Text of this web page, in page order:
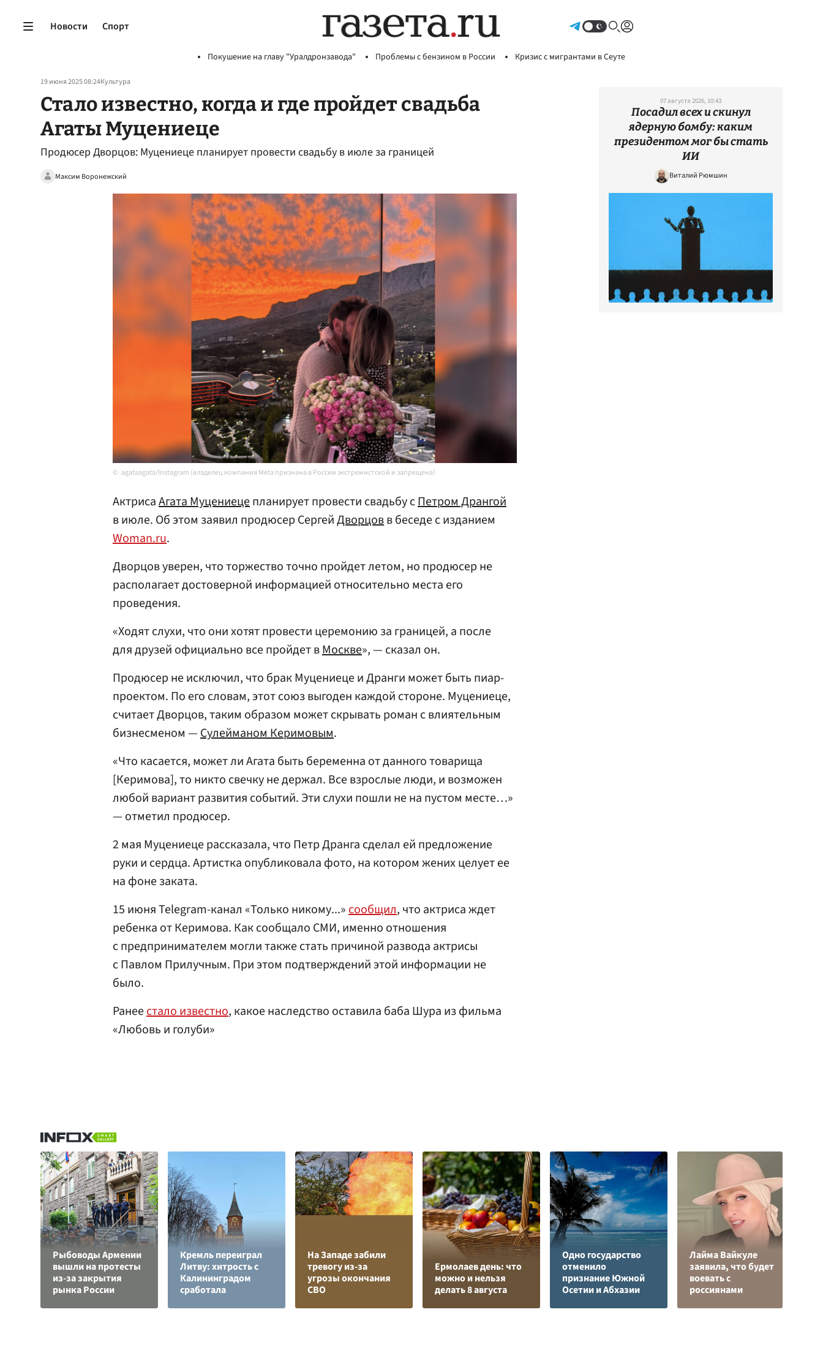
Новости Спорт
Покушение на главу "Уралдронзавода" Проблемы с бензином в России Кризис с мигрантами в Сеуте
19 июня 2025 08:24Культура
Стало известно, когда и где пройдет свадьба
Агаты Муцениеце
Продюсер Дворцов: Муцениеце планирует провести свадьбу в июле за границей
Максим Воронежский
agataagata/Instagram (владелец компания Meta признана в России экстремистской и запрещена)
АктрисаАгата Муцениецепланирует провести свадьбу сПетром Дрангой
в июле. Об этом заявил продюсер СергейДворцовв беседе с изданием
Woman.ru.
Дворцов уверен, что торжество точно пройдет летом, но продюсер не
располагает достоверной информацией относительно места его
проведения.
«Ходят слухи, что они хотят провести церемонию за границей, а после
для друзей официально все пройдет вМоскве», — сказал он.
Продюсер не исключил, что брак Муцениеце и Дранги может быть пиар-
проектом. По его словам, этот союз выгоден каждой стороне. Муцениеце,
считает Дворцов, таким образом может скрывать роман с влиятельным
бизнесменом —Сулейманом Керимовым.
«Что касается, может ли Агата быть беременна от данного товарища
[Керимова], то никто свечку не держал. Все взрослые люди, и возможен
любой вариант развития событий. Эти слухи пошли не на пустом месте…»
— отметил продюсер.
2 мая Муцениеце рассказала, что Петр Дранга сделал ей предложение
руки и сердца. Артистка опубликовала фото, на котором жених целует ее
на фоне заката.
15 июня Telegram-канал «Только никому...»сообщил, что актриса ждет
ребенка от Керимова. Как сообщало СМИ, именно отношения
с предпринимателем могли также стать причиной развода актрисы
с Павлом Прилучным. При этом подтверждений этой информации не
было.
Ранеестало известно, какое наследство оставила баба Шура из фильма
«Любовь и голуби»
07 августа 2026, 10:43
Посадил всех и скинул
ядерную бомбу: каким
президентом мог бы стать
ИИ
Виталий Рюмшин
Рыбоводы Армении
вышли на протесты
из-за закрытия
рынка России
Кремль переиграл
Литву: хитрость с
Калининградом
сработала
На Западе забили
тревогу из-за
угрозы окончания
СВО
Ермолаев день: что
можно и нельзя
делать 8 августа
Одно государство
отменило
признание Южной
Осетии и Абхазии
Лайма Вайкуле
заявила, что будет
воевать с
россиянами